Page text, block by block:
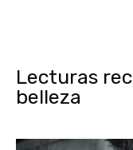
Lecturas
belleza